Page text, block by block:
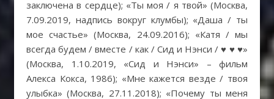
заключена в сердце); «Ты моя / я твой» (Москва,
7.09.2019, надпись вокруг клумбы); «Даша / ты
мое счастье» (Москва, 24.09.2016); «Катя / мы
всегда будем / вместе / как / Сид и Нэнси / ♥ ♥ ♥»
(Москва, 1.10.2019, «Сид и Нэнси» – фильм
Алекса Кокса, 1986); «Мне кажется везде / твоя
улыбка» (Москва, 27.11.2018); «Почему ты меня